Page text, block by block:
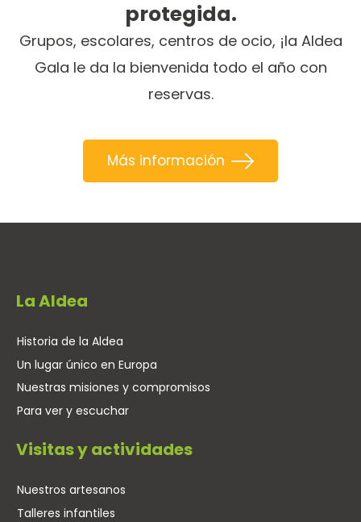
protegida.
Grupos, escolares, centros de ocio, ¡la Aldea
Gala le da la bienvenida todo el año con
reservas.
Más información
La Aldea
Historia de la Aldea
Un lugar único en Europa
Nuestras misiones y compromisos
Para ver y escuchar
Visitas y actividades
Nuestros artesanos
Talleres infantiles